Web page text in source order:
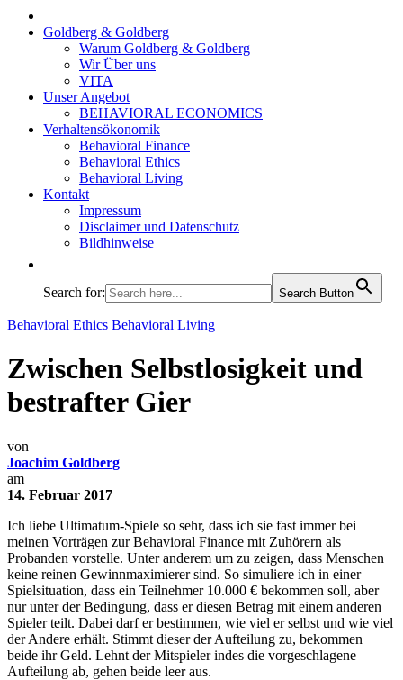
Goldberg & Goldberg
Warum Goldberg & Goldberg
Wir Über uns
VITA
Unser Angebot
BEHAVIORAL ECONOMICS
Verhaltensökonomik
Behavioral Finance
Behavioral Ethics
Behavioral Living
Kontakt
Impressum
Disclaimer und Datenschutz
Bildhinweise
Search for: Search Button
Behavioral Ethics Behavioral Living
Zwischen Selbstlosigkeit und
bestrafter Gier
von
Joachim Goldberg
am
14. Februar 2017
Ich liebe Ultimatum-Spiele so sehr, dass ich sie fast immer bei
meinen Vorträgen zur Behavioral Finance mit Zuhörern als
Probanden vorstelle. Unter anderem um zu zeigen, dass Menschen
keine reinen Gewinnmaximierer sind. So simuliere ich in einer
Spielsituation, dass ein Teilnehmer 10.000 € bekommen soll, aber
nur unter der Bedingung, dass er diesen Betrag mit einem anderen
Spieler teilt. Dabei darf er bestimmen, wie viel er selbst und wie viel
der Andere erhält. Stimmt dieser der Aufteilung zu, bekommen
beide ihr Geld. Lehnt der Mitspieler indes die vorgeschlagene
Aufteilung ab, gehen beide leer aus.